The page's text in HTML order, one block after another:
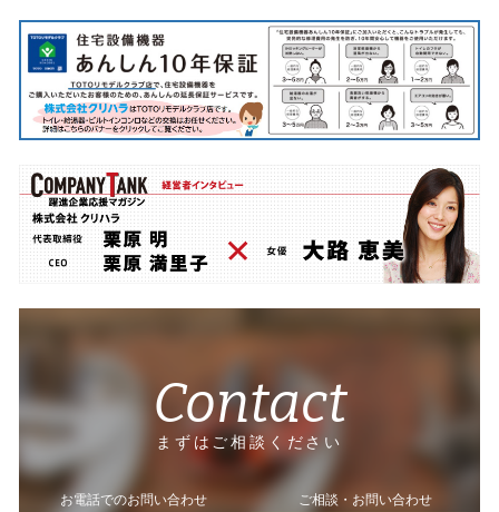
Contact
まずはご相談ください
お電話でのお問い合わせ ご相談・お問い合わせ